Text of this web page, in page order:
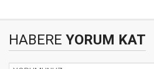
HABERE YORUM KAT